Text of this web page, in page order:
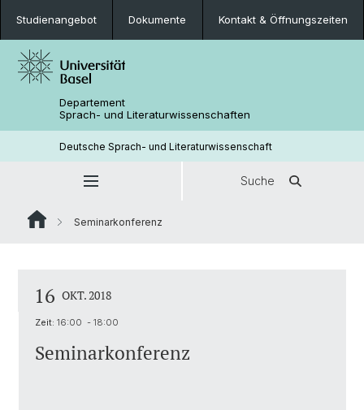
Studienangebot Dokumente Kontakt & Öffnungszeiten
Departement
Sprach- und Literaturwissenschaften
Deutsche Sprach- und Literaturwissenschaft
Suche
Seminarkonferenz
16 OKT. 2018
Zeit: 16:00 - 18:00
Seminarkonferenz